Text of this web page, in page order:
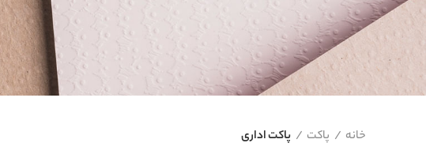
خانه پاکت پاکت اداری